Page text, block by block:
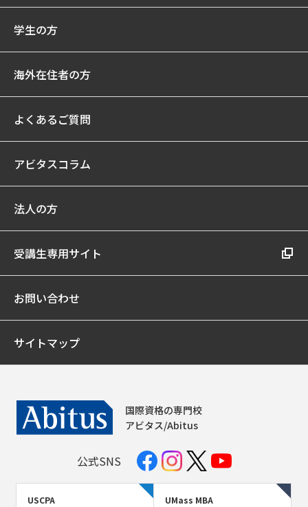
学生の方
海外在住者の方
よくあるご質問
アビタスコラム
法人の方
受講生専用サイト
お問い合わせ
サイトマップ
国際資格の専門校
アビタス/Abitus
公式SNS
USCPA UMass MBA